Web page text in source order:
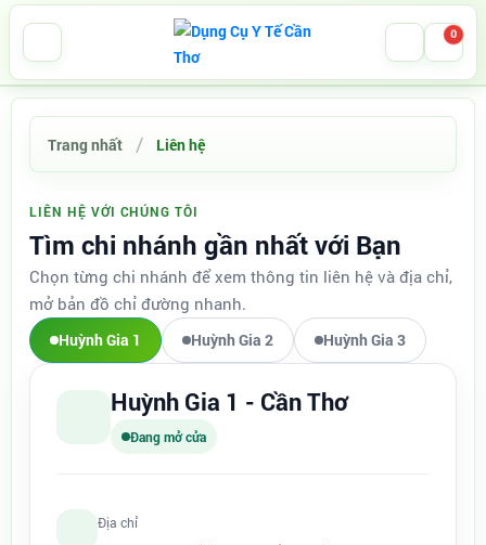
0
Trang nhất Liên hệ
LIÊN HỆ VỚI CHÚNG TÔI
Tìm chi nhánh gần nhất với Bạn
Chọn từng chi nhánh để xem thông tin liên hệ và địa chỉ,
mở bản đồ chỉ đường nhanh.
Huỳnh Gia 1 Huỳnh Gia 2 Huỳnh Gia 3
Huỳnh Gia 1 - Cần Thơ
Đang mở cửa
Địa chỉ